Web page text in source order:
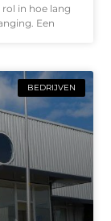
in hoe lang
Een
BEDRIJVEN